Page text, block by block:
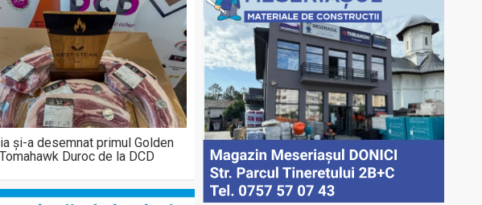
și-a desemnat primul Golden
Duroc de la DCD